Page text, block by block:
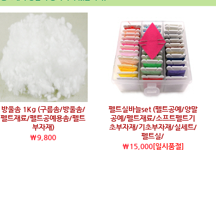
방울솜 1Kg (구름솜/방울솜/
펠트재료/펠트공예용솜/펠트
부자재)
\9,800
펠트실바늘set (펠트공예/양말
공예/펠트재료/소프트펠트기
초부자재/기초부자재/실세트/
펠트실/
\15,000[일시품절]